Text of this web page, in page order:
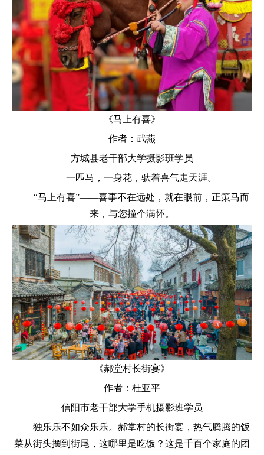
《马上有喜》
作者：武燕
方城县老干部大学摄影班学员
一匹马，一身花，驮着喜气走天涯。
“马上有喜”——喜事不在远处，就在眼前，正策马而
来，与您撞个满怀。
《郝堂村长街宴》
作者：杜亚平
信阳市老干部大学手机摄影班学员
独乐乐不如众乐乐。郝堂村的长街宴，热气腾腾的饭
菜从街头摆到街尾，这哪里是吃饭？这是千百个家庭的团